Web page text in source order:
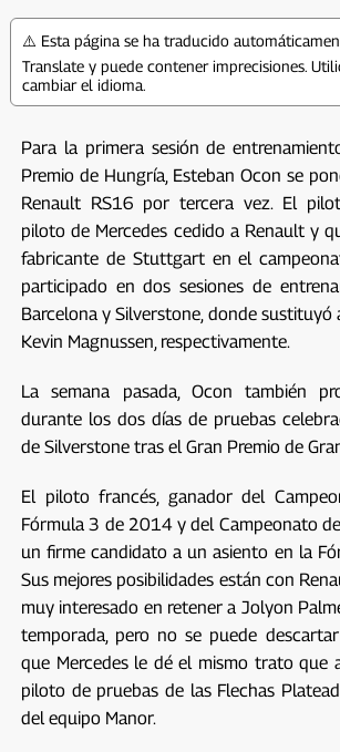
⚠️ Esta página se ha traducido
Translate y puede contener imprecisiones.
cambiar el idioma.
Para la primera sesión de
Premio de Hungría, Esteban Ocon se
Renault RS16 por tercera vez. El
piloto de Mercedes cedido a Renault y
fabricante de Stuttgart en el
participado en dos sesiones de
Barcelona y Silverstone, donde
Kevin Magnussen, respectivamente.
La semana pasada, Ocon también
durante los dos días de pruebas
de Silverstone tras el Gran Premio de
El piloto francés, ganador del
Fórmula 3 de 2014 y del Campeonato
un firme candidato a un asiento en la
Sus mejores posibilidades están con
muy interesado en retener a Jolyon
temporada, pero no se puede
que Mercedes le dé el mismo trato que
piloto de pruebas de las Flechas
del equipo Manor.